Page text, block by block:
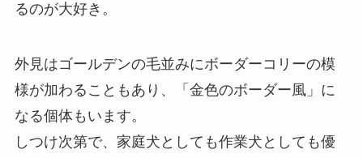
るのが大好き。
外見はゴールデンの毛並みにボーダーコリーの模
様が加わることもあり、「金色のボーダー風」に
なる個体もいます。
しつけ次第で、家庭犬としても作業犬としても優